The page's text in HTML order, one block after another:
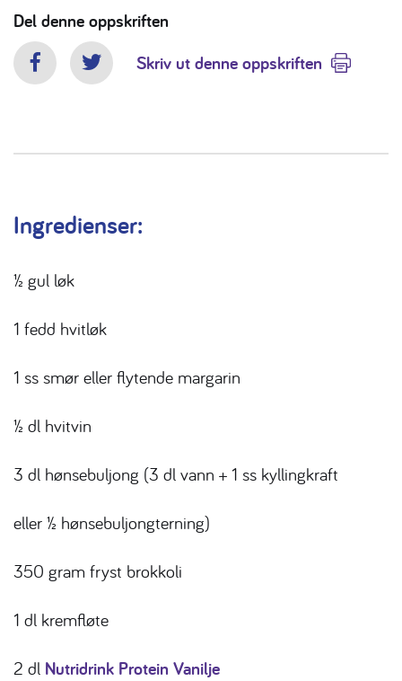
Del denne oppskriften
FacebookTwitterSkriv ut denne oppskriften
Ingredienser:
½ gul løk
1 fedd hvitløk
1 ss smør eller flytende margarin
½ dl hvitvin
3 dl hønsebuljong (3 dl vann + 1 ss kyllingkraft
eller ½ hønsebuljongterning)
350 gram fryst brokkoli
1 dl kremfløte
2 dl Nutridrink Protein Vanilje